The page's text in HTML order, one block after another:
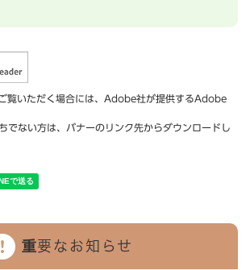
覧いただく場合には、Adobe社が提供するAdobe
でない方は、バナーのリンク先からダウンロードし
重要なお知らせ